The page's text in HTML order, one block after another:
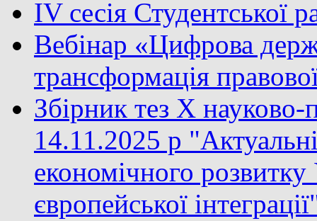
IV сесія Студентської
Вебінар «Цифрова
трансформація
Збірник тез X науково-
14.11.2025 р
економічного
європейської